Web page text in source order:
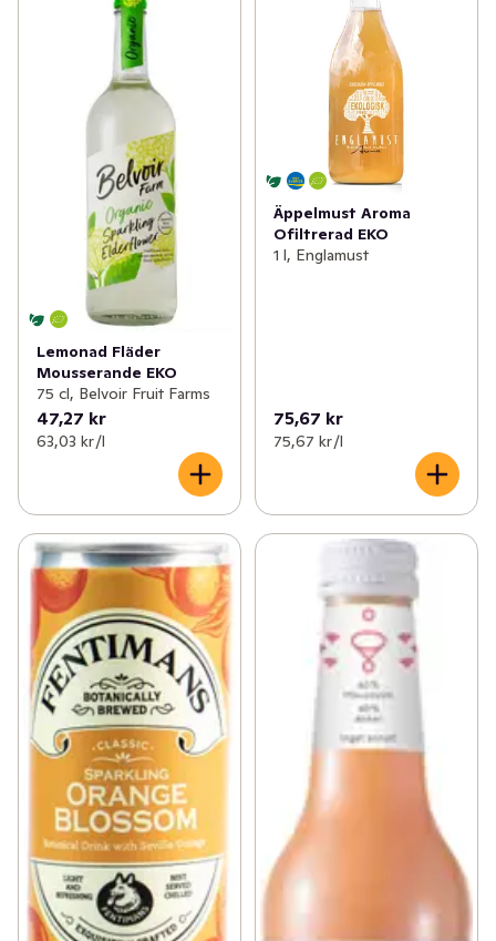
Lemonad Fläder
Mousserande EKO
75 cl, Belvoir Fruit Farms
47,27 kr
63,03 kr /l
Äppelmust Aroma
Ofiltrerad EKO
1 l, Englamust
75,67 kr
75,67 kr /l